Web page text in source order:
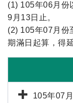
(1) 105年06月份
9月13日止。
(2) 105年07月份
期滿日起算，得
105年07